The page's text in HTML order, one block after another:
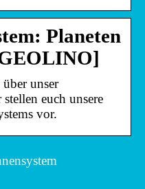
Planeten
unser
euch unsere
vor.